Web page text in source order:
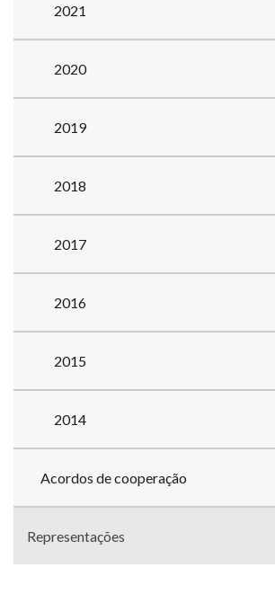
2021
2020
2019
2018
2017
2016
2015
2014
Acordos de cooperação
Representações